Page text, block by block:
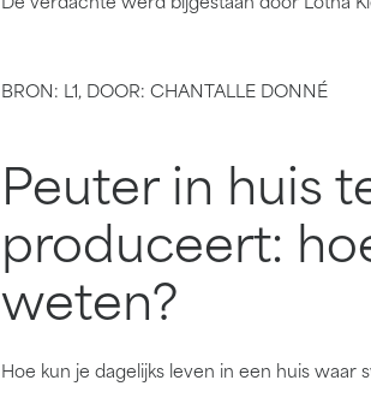
De verdachte werd bijgestaan door Lotna
BRON: L1, DOOR: CHANTALLE DONNÉ
Peuter in huis
produceert:
weten?
Hoe kun je dagelijks leven in een huis